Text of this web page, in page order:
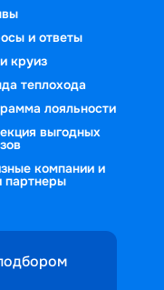
и ответы
круиз
теплохода
лояльности
выгодных
компании и
партнеры